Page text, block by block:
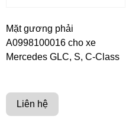
Mặt gương phải
A0998100016 cho xe
Mercedes GLC, S, C-Class
Liên hệ